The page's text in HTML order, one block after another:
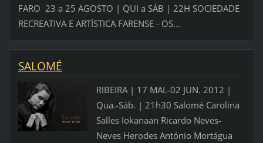
FARO 23 a 25 AGOSTO | QUI a SÁB | 22H SOCIEDADE
RECREATIVA E ARTÍSTICA FARENSE - OS...
SALOMÉ
RIBEIRA | 17 MAI.-02 JUN. 2012 |
Qua.-Sáb. | 21h30 Salomé Carolina
Salles Iokanaan Ricardo Neves-
Neves Herodes António Mortágua